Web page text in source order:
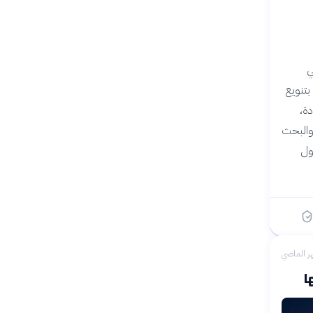
بتنويع
الماضي